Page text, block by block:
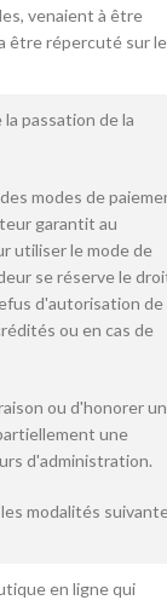
venaient à être
être répercuté sur le
passation de la
modes de
garantit au
utiliser le mode de
se réserve le
d'autorisation de
ou en cas de
ou d'honorer
une
d'administration.
modalités
en ligne qui